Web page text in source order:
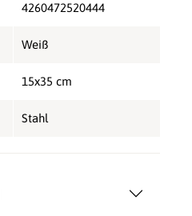
4260472520444
Weiß
15x35 cm
Stahl